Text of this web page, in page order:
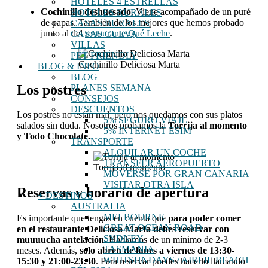
HOTELES RURALES
CASAS RURALES
CASAS CUEVA
VILLAS
PET FRIENDLY
BLOG & INFO
BLOG
PLANES SEMANA
CONSEJOS
DESCUENTOS
5% SEGURO VIAJE
5% INTERNET ESIM
TRANSPORTE
ALQUILAR UN COCHE
TRANSFER AEROPUERTO
MOVERSE POR GRAN CANARIA
VISITAR OTRA ISLA
+ DESTINOS
AUSTRALIA
MELBOURNE
GREAT OCEAN ROAD
SYDNEY
TASMANIA
WHITSUNDAYS / AIRLIE BEACH
Cochinillo deshuesado. Viene acompañado de un puré
de papas. También de los mejores que hemos probado
junto al delrestaurante Qué Leche.
Cochinillo Deliciosa Marta
Los postres
Los postres no están mal, pero nos quedamos con sus platos
salados sin duda. Nosotros probamos laTorrija al momento
y Todo Chocolate.
Torrija al momento
Reservas y horario de apertura
Es importante que tengas en cuenta que para poder comer
en el restaurante Deliciosa Marta debes reservar con
muuuucha antelación.Hablamos de un mínimo de 2-3
meses. Además, solo abren de lunes a viernes de 13:30-
15:30 y 21:00-23:30. Para reservar puedes hacerlo llamando